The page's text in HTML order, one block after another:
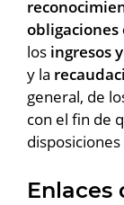
obligaciones
los ingresos
y la
general, de
con el fin de
Enlaces